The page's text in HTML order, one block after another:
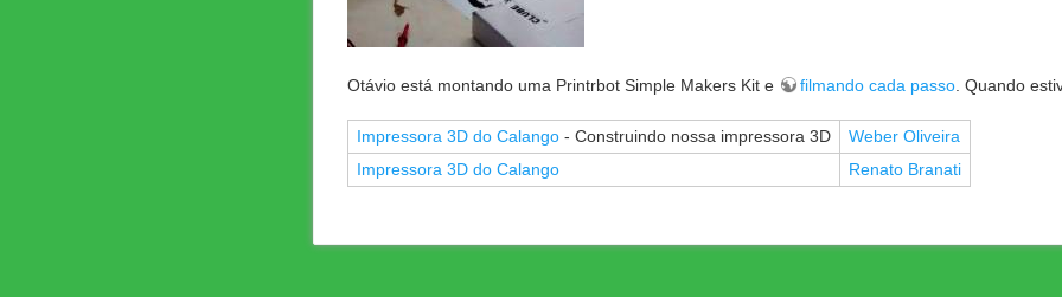
Otávio está montando uma Printrbot Simple Makers Kit e filmando cada passo . Quando
Impressora 3D do Calango - Construindo nossa impressora 3D
Weber Oliveira
Impressora 3D do Calango
Renato Branati